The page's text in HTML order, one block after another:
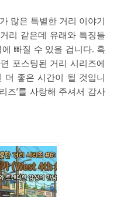
많은 특별한 거리 이야기
리 같은데 유래와 특징들
빠질 수 있을 겁니다. 혹
포스팅된 거리 시리즈에
더 좋은 시간이 될 것입니
즈’를 사랑해 주셔서 감사